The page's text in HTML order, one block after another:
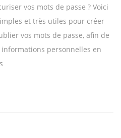
vos mots de passe ? Voici
et très utiles pour créer
vos mots de passe, afin de
personnelles en